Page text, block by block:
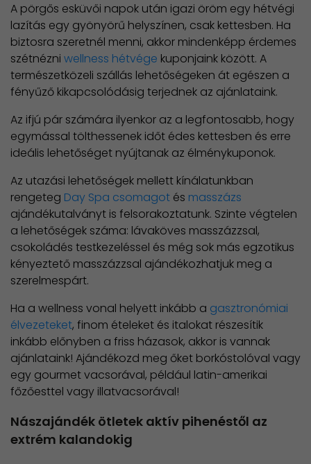
A pörgős esküvői napok után igazi öröm egy hétvégi
lazítás egy gyönyörű helyszínen, csak kettesben. Ha
biztosra szeretnél menni, akkor mindenképp érdemes
szétnézni wellness hétvége kuponjaink között. A
természetközeli szállás lehetőségeken át egészen a
fényűző kikapcsolódásig terjednek az ajánlataink.
Az ifjú pár számára ilyenkor az a legfontosabb, hogy
egymással tölthessenek időt édes kettesben és erre
ideális lehetőséget nyújtanak az élménykuponok.
Az utazási lehetőségek mellett kínálatunkban
rengeteg Day Spa csomagot és masszázs
ajándékutalványt is felsorakoztatunk. Szinte végtelen
a lehetőségek száma: lávaköves masszázzsal,
csokoládés testkezeléssel és még sok más egzotikus
kényeztető masszázzsal ajándékozhatjuk meg a
szerelmespárt.
Ha a wellness vonal helyett inkább a gasztronómiai
élvezeteket, finom ételeket és italokat részesítik
inkább előnyben a friss házasok, akkor is vannak
ajánlataink! Ajándékozd meg őket borkóstolóval vagy
egy gourmet vacsorával, például latin-amerikai
főzőesttel vagy illatvacsorával!
Nászajándék ötletek aktív pihenéstől az
extrém kalandokig